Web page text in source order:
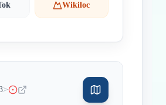
Wikiloc
>